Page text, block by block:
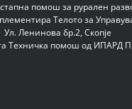
помош за рурален
Телото за
Ул. Ленинова бр.2, Скопје
Техничка помош од ИПАРД